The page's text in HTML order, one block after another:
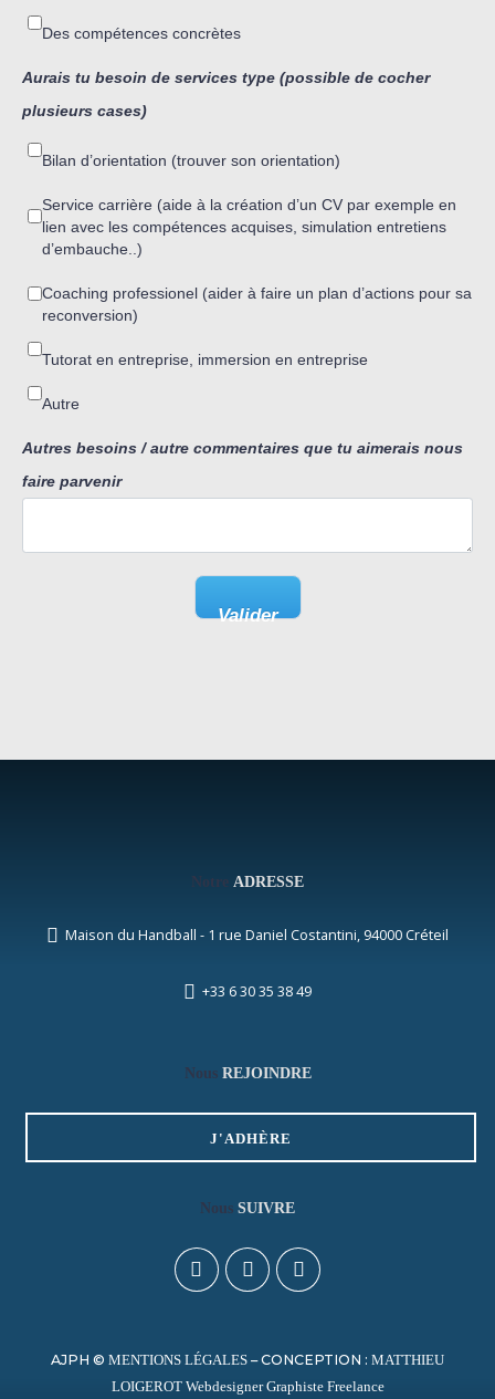
Des compétences concrètes
Aurais tu besoin de services type (possible de cocher
plusieurs cases)
Bilan d’orientation (trouver son orientation)
Service carrière (aide à la création d’un CV par exemple en
lien avec les compétences acquises, simulation entretiens
d’embauche..)
Coaching professionel (aider à faire un plan d’actions pour sa
reconversion)
Tutorat en entreprise, immersion en entreprise
Autre
Autres besoins / autre commentaires que tu aimerais nous
faire parvenir
Valider
Notre ADRESSE
Maison du Handball - 1 rue Daniel Costantini, 94000 Créteil
+33 6 30 35 38 49
Nous REJOINDRE
J'ADHÈRE
Nous SUIVRE
AJPH © MENTIONS LÉGALES – CONCEPTION : MATTHIEU
LOIGEROT Webdesigner Graphiste Freelance